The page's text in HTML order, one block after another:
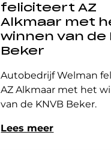
feliciteert AZ
Alkmaar met
winnen van de
Beker
Autobedrijf Welman
AZ Alkmaar met het
van de KNVB Beker.
Lees meer